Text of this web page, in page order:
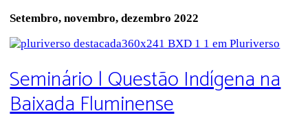
Setembro, novembro, dezembro 2022
Seminário | Questão Indígena na
Baixada Fluminense